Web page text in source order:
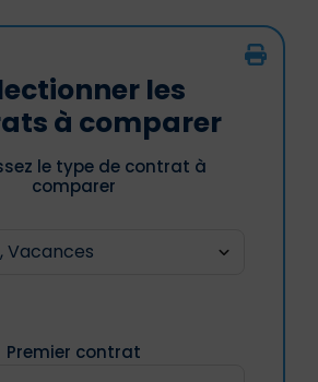
les
à comparer
le type de contrat à
comparer
Premier contrat